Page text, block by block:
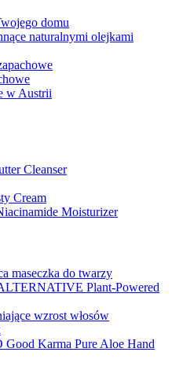
domu
naturalnymi olejkami
w Austrii
Cleanser
Cream
Moisturizer
maseczka do twarzy
Plant-Powered
wzrost włosów
Karma Pure Aloe Hand